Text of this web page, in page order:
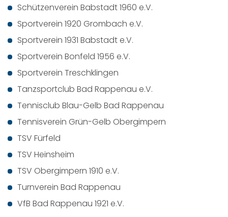
Schützenverein Babstadt 1960 e.V.
Sportverein 1920 Grombach e.V.
Sportverein 1931 Babstadt e.V.
Sportverein Bonfeld 1956 e.V.
Sportverein Treschklingen
Tanzsportclub Bad Rappenau e.V.
Tennisclub Blau-Gelb Bad Rappenau
Tennisverein Grün-Gelb Obergimpern
TSV Fürfeld
TSV Heinsheim
TSV Obergimpern 1910 e.V.
Turnverein Bad Rappenau
VfB Bad Rappenau 1921 e.V.